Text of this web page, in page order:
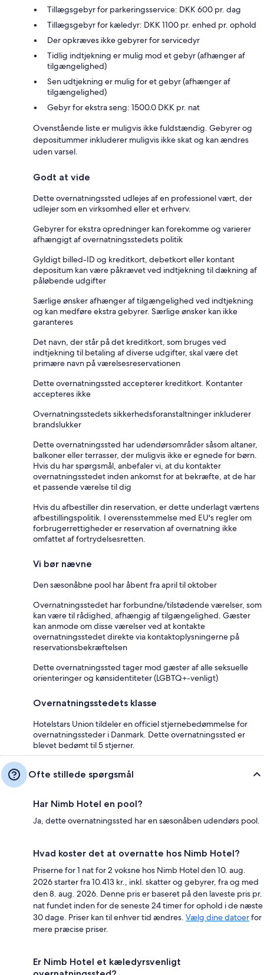
Tillægsgebyr for parkeringsservice: DKK 600 pr. dag
Tillægsgebyr for kæledyr: DKK 1100 pr. enhed pr. ophold
Der opkræves ikke gebyrer for servicedyr
Tidlig indtjekning er mulig mod et gebyr (afhænger af
tilgængelighed)
Sen udtjekning er mulig for et gebyr (afhænger af
tilgængelighed)
Gebyr for ekstra seng: 1500.0 DKK pr. nat
Ovenstående liste er muligvis ikke fuldstændig. Gebyrer og
depositummer inkluderer muligvis ikke skat og kan ændres
uden varsel.
Godt at vide
Dette overnatningssted udlejes af en professionel vært, der
udlejer som en virksomhed eller et erhverv.
Gebyrer for ekstra opredninger kan forekomme og varierer
afhængigt af overnatningsstedets politik
Gyldigt billed-ID og kreditkort, debetkort eller kontant
depositum kan være påkrævet ved indtjekning til dækning af
påløbende udgifter
Særlige ønsker afhænger af tilgængelighed ved indtjekning
og kan medføre ekstra gebyrer. Særlige ønsker kan ikke
garanteres
Det navn, der står på det kreditkort, som bruges ved
indtjekning til betaling af diverse udgifter, skal være det
primære navn på værelsesreservationen
Dette overnatningssted accepterer kreditkort. Kontanter
accepteres ikke
Overnatningsstedets sikkerhedsforanstaltninger inkluderer
brandslukker
Dette overnatningssted har udendørsområder såsom altaner,
balkoner eller terrasser, der muligvis ikke er egnede for børn.
Hvis du har spørgsmål, anbefaler vi, at du kontakter
overnatningsstedet inden ankomst for at bekræfte, at de har
et passende værelse til dig
Hvis du afbestiller din reservation, er dette underlagt værtens
afbestillingspolitik. I overensstemmelse med EU's regler om
forbrugerrettigheder er reservation af overnatning ikke
omfattet af fortrydelsesretten.
Vi bør nævne
Den sæsonåbne pool har åbent fra april til oktober
Overnatningsstedet har forbundne/tilstødende værelser, som
kan være til rådighed, afhængig af tilgængelighed. Gæster
kan anmode om disse værelser ved at kontakte
overnatningsstedet direkte via kontaktoplysningerne på
reservationsbekræftelsen
Dette overnatningssted tager mod gæster af alle seksuelle
orienteringer og kønsidentiteter (LGBTQ+-venligt)
Overnatningsstedets klasse
Hotelstars Union tildeler en officiel stjernebedømmelse for
overnatningssteder i Danmark. Dette overnatningssted er
blevet bedømt til 5 stjerner.
Ofte stillede spørgsmål
Har Nimb Hotel en pool?
Ja, dette overnatningssted har en sæsonåben udendørs pool.
Hvad koster det at overnatte hos Nimb Hotel?
Priserne for 1 nat for 2 voksne hos Nimb Hotel den 10. aug.
2026 starter fra 10.413 kr., inkl. skatter og gebyrer, fra og med
den 8. aug. 2026. Denne pris er baseret på den laveste pris pr.
nat fundet inden for de seneste 24 timer for ophold i de næste
30 dage. Priser kan til enhver tid ændres. Vælg dine datoerfor
mere præcise priser.
Er Nimb Hotel et kæledyrsvenligt